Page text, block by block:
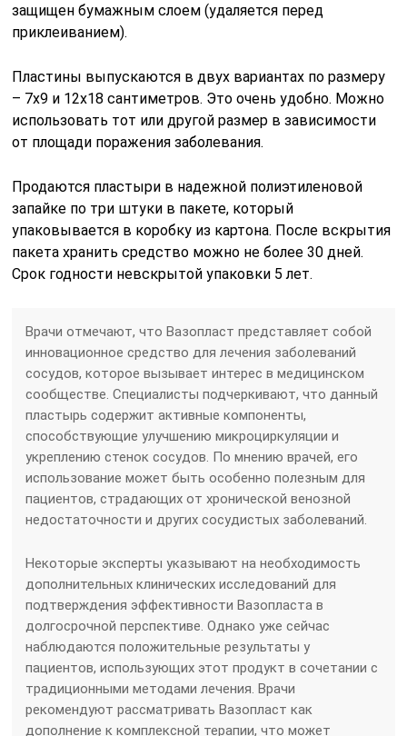
защищен бумажным слоем (удаляется перед
приклеиванием).
Пластины выпускаются в двух вариантах по размеру
– 7х9 и 12х18 сантиметров. Это очень удобно. Можно
использовать тот или другой размер в зависимости
от площади поражения заболевания.
Продаются пластыри в надежной полиэтиленовой
запайке по три штуки в пакете, который
упаковывается в коробку из картона. После вскрытия
пакета хранить средство можно не более 30 дней.
Срок годности невскрытой упаковки 5 лет.
Врачи отмечают, что Вазопласт представляет собой
инновационное средство для лечения заболеваний
сосудов, которое вызывает интерес в медицинском
сообществе. Специалисты подчеркивают, что данный
пластырь содержит активные компоненты,
способствующие улучшению микроциркуляции и
укреплению стенок сосудов. По мнению врачей, его
использование может быть особенно полезным для
пациентов, страдающих от хронической венозной
недостаточности и других сосудистых заболеваний.
Некоторые эксперты указывают на необходимость
дополнительных клинических исследований для
подтверждения эффективности Вазопласта в
долгосрочной перспективе. Однако уже сейчас
наблюдаются положительные результаты у
пациентов, использующих этот продукт в сочетании с
традиционными методами лечения. Врачи
рекомендуют рассматривать Вазопласт как
дополнение к комплексной терапии, что может